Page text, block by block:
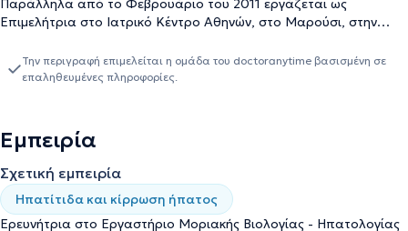
Παράλληλα από το Φεβρουάριο του 2011 εργάζεται ως
Επιμελήτρια στο Ιατρικό Κέντρο Αθηνών, στο Μαρούσι, στην
ασθενής, ανεξαρτήτου ηλικίας μπορεί να διαγνωστεί γύρω από
παθήσεις αρτηριακής υπέρτασης, υπερλιπιδαιμίας, παθήσεων
παρέχει σε ηπατολογικά περιστατικά όπως, διάγνωση και
αντιμετώπιση αυτοάνοσων αλλά και μεταβολικών νοσημάτων του
ήπατος. Η γιατρός έχει εργαστεί σε μεγάλα νοσοκομεία της
περιφέρειας της Αττικής, όπως το Γενικό Νοσοκομείο
Ιπποκράτειο και το Νοσοκομείο "Ερρύκος Ντυνάν" ως
Επιμελήτρια της Παθολογικής και Ογκολογικής Κλινικής. Τέλος,
Την περιγραφή επιμελείται η ομάδα του doctoranytime βασισμένη σε
επαληθευμένες πληροφορίες.
Εμπειρία
Σχετική εμπειρία
Ηπατίτιδα και κίρρωση ήπατος
Ερευνήτρια στο Εργαστήριο Μοριακής Βιολογίας - Ηπατολογίας